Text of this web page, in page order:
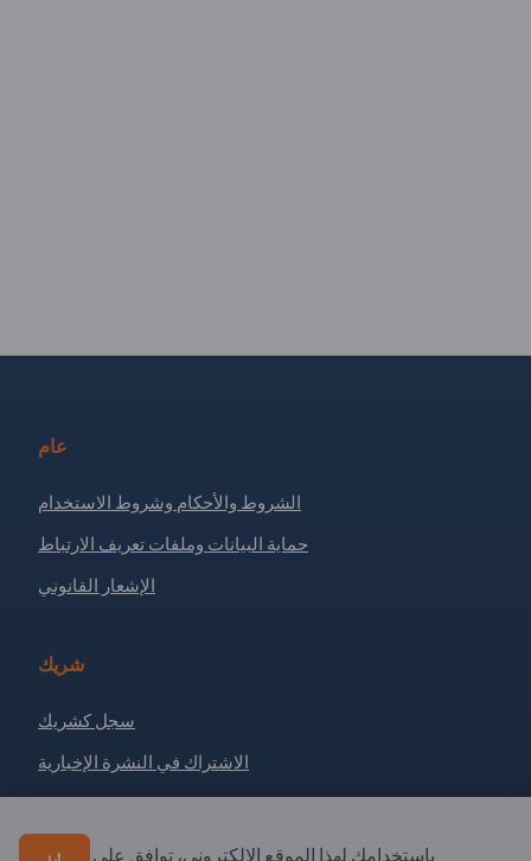
عام
الشروط والأحكام وشروط الاستخدام
حماية البيانات وملفات تعريف الارتباط
الإشعار القانوني
شريك
سجل كشريك
الاشتراك في النشرة الإخبارية
لديك أسئلة؟
باستخدامك لهذا الموقع الإلكتروني، توافق على